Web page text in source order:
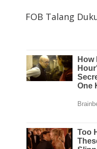
FOB Talang